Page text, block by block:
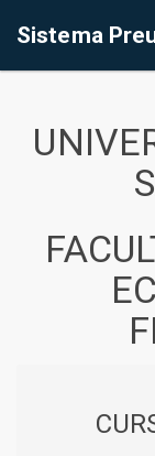
Sistema